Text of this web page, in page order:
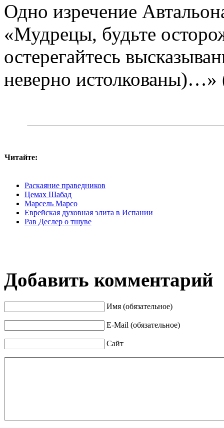
Одно изречение
«Мудрецы, будьте
остерегайтесь
неверно истолкованы)…»
Читайте:
Раскаяние праведников
Цемах Шабад
Марсель Марсо
Еврейская духовная элита в Испании
Рав Деслер о тшуве
Добавить комментарий
Имя (обязательное)
E-Mail (обязательное)
Сайт